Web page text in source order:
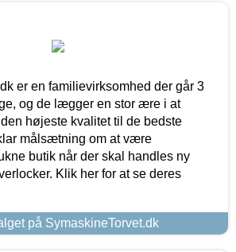
er en familievirksomhed der går 3
og de lægger en stor ære i at
højeste kvalitet til de bedste
målsætning om at være
butik når der skal handles ny
Klik her for at se deres
på SymaskineTorvet.dk